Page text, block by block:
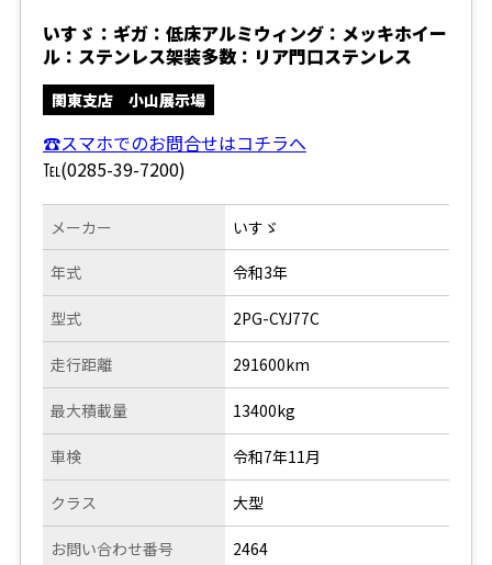
いすゞ：ギガ：低床アルミウィング：メッキホイー
ル：ステンレス架装多数：リア門口ステンレス
関東支店 小山展示場
☎スマホでのお問合せはコチラへ
℡(0285-39-7200)
メーカー
年式
型式
走行距離
いすゞ
令和3年
2PG-CYJ77C
291600km
最大積載量
車検
クラス
お問い合わせ番号
13400kg
令和7年11月
大型
2464